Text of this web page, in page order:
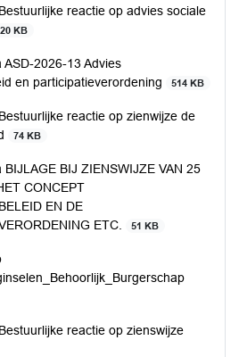
reactie op advies sociale
KB
ASD-2026-13 Advies
en participatieverordening
514 KB
reactie op zienwijze de
74 KB
BIJLAGE BIJ ZIENSWIJZE VAN 25
CONCEPT
EN DE
ETC.
51 KB
reactie op zienswijze